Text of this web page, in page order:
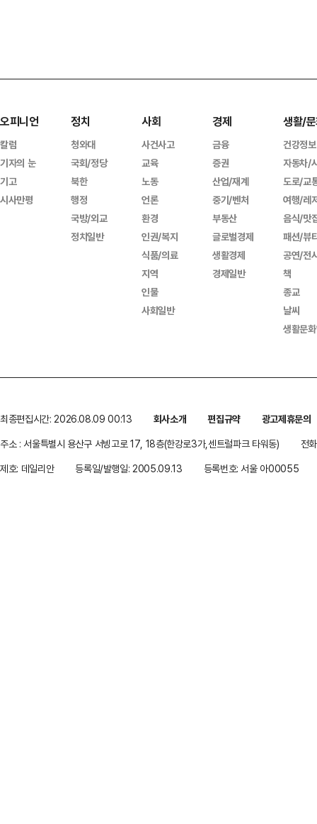
오피니언
칼럼
기자의 눈
기고
시사만평
정치
청와대
국회/정당
북한
행정
국방/외교
정치일반
사회
사건사고
교육
노동
언론
환경
인권/복지
식품/의료
지역
인물
사회일반
경제
금융
증권
산업/재계
중기/벤처
부동산
글로벌경제
생활경제
경제일반
생활/
건강정보
자동차/
도로/교
여행/레
음식/맛
패션/뷰
공연/전
책
종교
날씨
생활문
최종편집시간: 2026.08.09 00:13 회사소개 편집규약
광고제휴문의
주소 : 서울특별시 용산구 서빙고로 17, 18층(한강로3가,센트럴파크 타워동)
전
제호: 데일리안
등록일/발행일: 2005.09.13 등록번호: 서울 아00055